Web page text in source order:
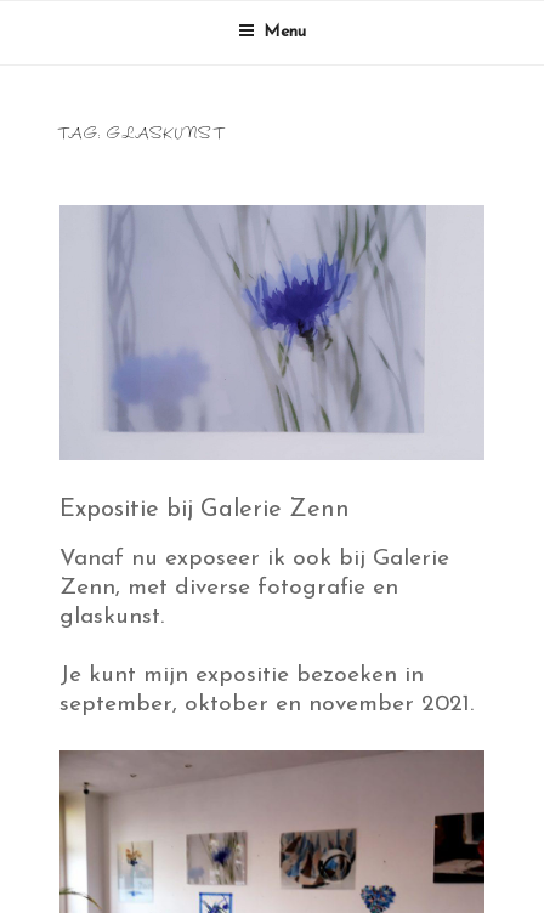
Menu
TAG:GLASKUNST
Expositie bij Galerie Zenn
Vanaf nu exposeer ik ook bij Galerie
Zenn, met diverse fotografie en
glaskunst.
Je kunt mijn expositie bezoeken in
september, oktober en november 2021.